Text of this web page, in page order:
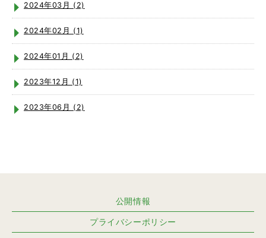
2024年03月 (2)
2024年02月 (1)
2024年01月 (2)
2023年12月 (1)
2023年06月 (2)
公開情報
プライバシーポリシー